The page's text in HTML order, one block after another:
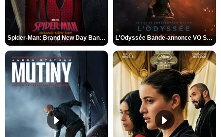
Spider-Man: Brand New Day Bande-annonce VO STFR L'Odyssée Bande-annonce VO STFR